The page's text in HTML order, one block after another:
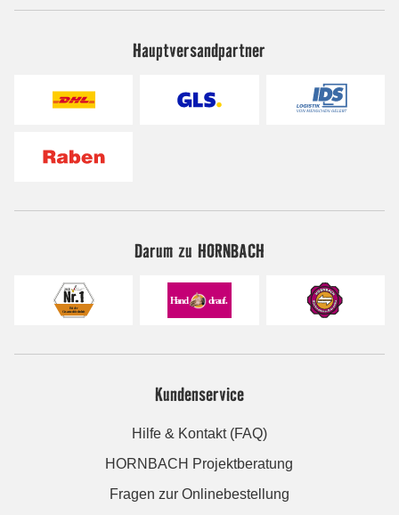
Hauptversandpartner
Darum zu HORNBACH
Kundenservice
Hilfe & Kontakt (FAQ)
HORNBACH Projektberatung
Fragen zur Onlinebestellung